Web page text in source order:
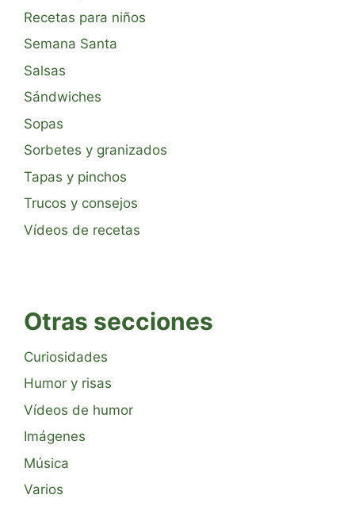
Recetas para niños
Semana Santa
Salsas
Sándwiches
Sopas
Sorbetes y granizados
Tapas y pinchos
Trucos y consejos
Vídeos de recetas
Otras secciones
Curiosidades
Humor y risas
Vídeos de humor
Imágenes
Música
Varios